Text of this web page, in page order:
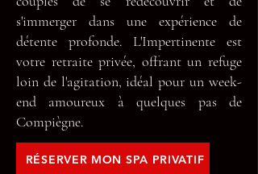
s'immerger dans une expérience de
détente profonde. L'Impertinente est
votre retraite privée, offrant un refuge
loin de l'agitation, idéal pour un week-
end amoureux à quelques pas de
Compiègne.
RÉSERVER MON SPA PRIVATIF